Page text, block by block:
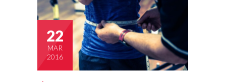
22
MAR
2016